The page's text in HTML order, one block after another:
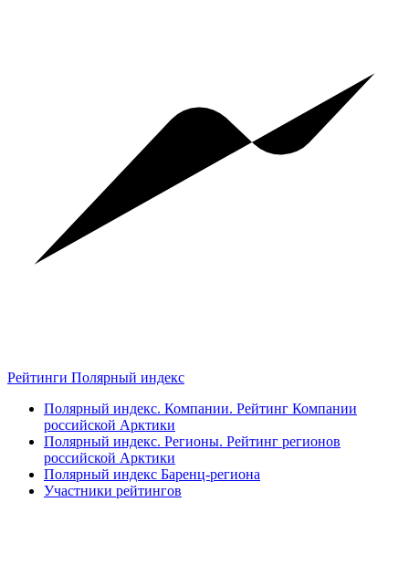
Рейтинги Полярный индекс
Полярный индекс. Компании. Рейтинг Компании
российской Арктики
Полярный индекс. Регионы. Рейтинг регионов
российской Арктики
Полярный индекс Баренц-региона
Участники рейтингов